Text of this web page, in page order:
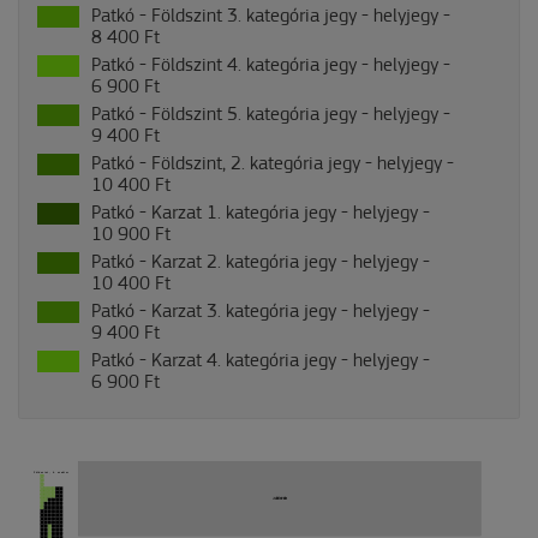
Patkó - Földszint 3. kategória jegy - helyjegy -
8 400 Ft
Patkó - Földszint 4. kategória jegy - helyjegy -
6 900 Ft
Patkó - Földszint 5. kategória jegy - helyjegy -
9 400 Ft
Patkó - Földszint, 2. kategória jegy - helyjegy -
10 400 Ft
Patkó - Karzat 1. kategória jegy - helyjegy -
10 900 Ft
Patkó - Karzat 2. kategória jegy - helyjegy -
10 400 Ft
Patkó - Karzat 3. kategória jegy - helyjegy -
9 400 Ft
Patkó - Karzat 4. kategória jegy - helyjegy -
6 900 Ft
JÁTÉKTÉR
Földszint, 4. szektor